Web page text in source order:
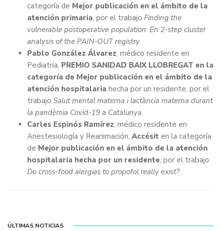
categoría de Mejor publicación en el ámbito de la
atención primaria, por el trabajo Finding the
vulnerable postoperative population: En 2-step cluster
analysis of the PAIN-OUT registry.
Pablo González Álvarez, médico residente en
Pediatría, PREMIO SANIDAD BAIX LLOBREGAT en la
categoría de Mejor publicación en el ámbito de la
atención hospitalaria hecha por un residente, por el
trabajo Salut mental materna i lactància materna durant
la pandèmia Covid-19 a Catalunya.
Carles Espinós Ramírez, médico residente en
Anestesiología y Reanimación, Accésit en la categoría
de Mejor publicación en el ámbito de la atención
hospitalaria hecha por un residente, por el trabajo
Do cross-food alergias to propofol really exist?.
ÚLTIMAS NOTICIAS